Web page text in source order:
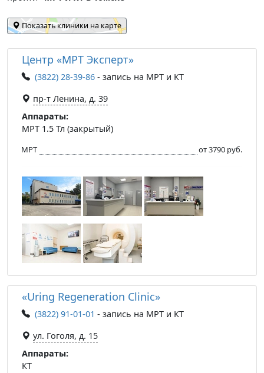
Показать клиники на карте
Центр «МРТ Эксперт»
(3822) 28-39-86 - запись на МРТ и КТ
пр-т Ленина, д. 39
Аппараты:
МРТ 1.5 Тл (закрытый)
МРТ от 3790 руб.
«Uring Regeneration Clinic»
(3822) 91-01-01 - запись на МРТ и КТ
ул. Гоголя, д. 15
Аппараты:
КТ